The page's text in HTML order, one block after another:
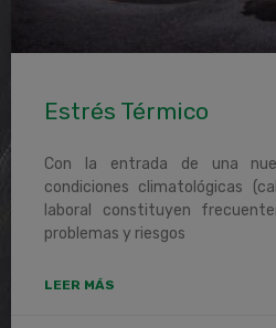
Estrés Térmico
Con la entrada de una
condiciones climatológicas
laboral constituyen
problemas y riesgos
LEER MÁS